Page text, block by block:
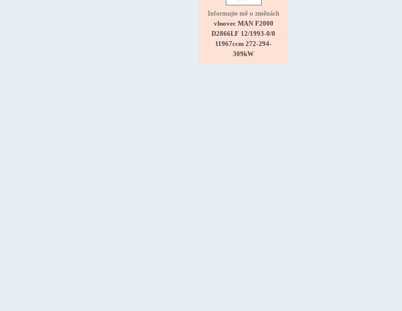
Informujte mě o změnách
vlnovec MAN F2000
D2866LF 12/1993-0/0
11967ccm 272-294-
309kW